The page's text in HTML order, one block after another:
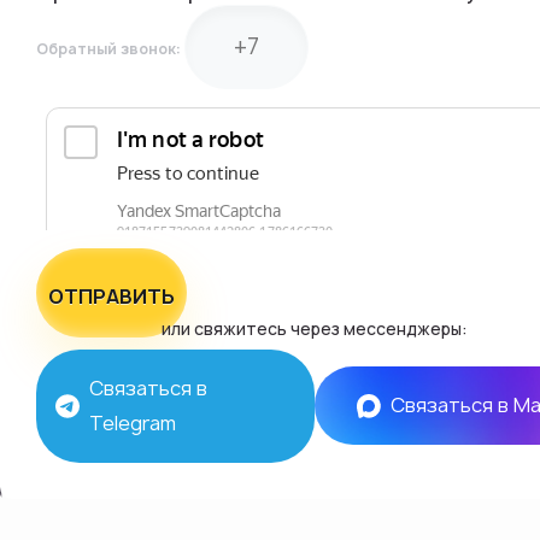
Обратный звонок:
ОТПРАВИТЬ
или свяжитесь через мессенджеры:
Связаться в
Telegram
Связаться в